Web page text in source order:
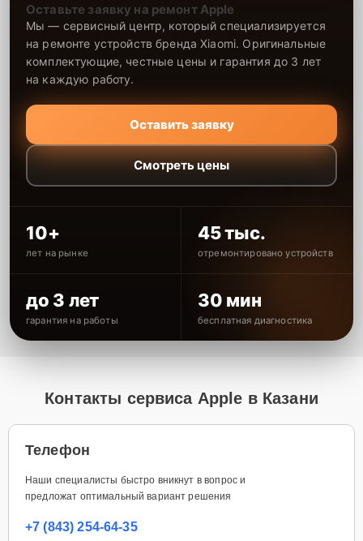
Оставьте заявку на ремонт Apple
Мы — сервисный центр, который специализируется
на ремонте устройств бренда Xiaomi. Оригинальные
комплектующие, честные цены и гарантия до 3 лет
на каждую работу.
Оставить заявку
Смотреть цены
10+
лет на рынке
45 тыс.
отремонтировано устройств
до 3 лет
гарантия на работы
30 мин
бесплатная диагностика
Контакты сервиса Apple в Казани
Телефон
Наши специалисты быстро вникнут в вопрос и
предложат оптимальный вариант решения
+7 (843) 254-64-35